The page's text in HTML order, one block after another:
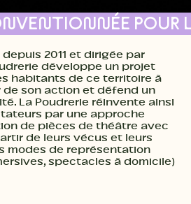
POUR
2011 et dirigée par
développe un projet
habitants de ce territoire à
de son action et défend un
La Poudrerie réinvente ainsi
par une approche
de pièces de théâtre avec
de leurs vécus et leurs
modes de représentation
spectacles à domicile)